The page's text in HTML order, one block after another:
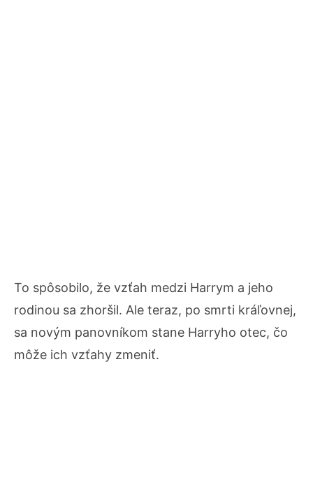
To spôsobilo, že vzťah medzi Harrym a jeho
rodinou sa zhoršil. Ale teraz, po smrti kráľovnej,
sa novým panovníkom stane Harryho otec, čo
môže ich vzťahy zmeniť.